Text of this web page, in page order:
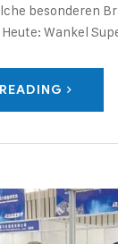
besonderen
Wankel